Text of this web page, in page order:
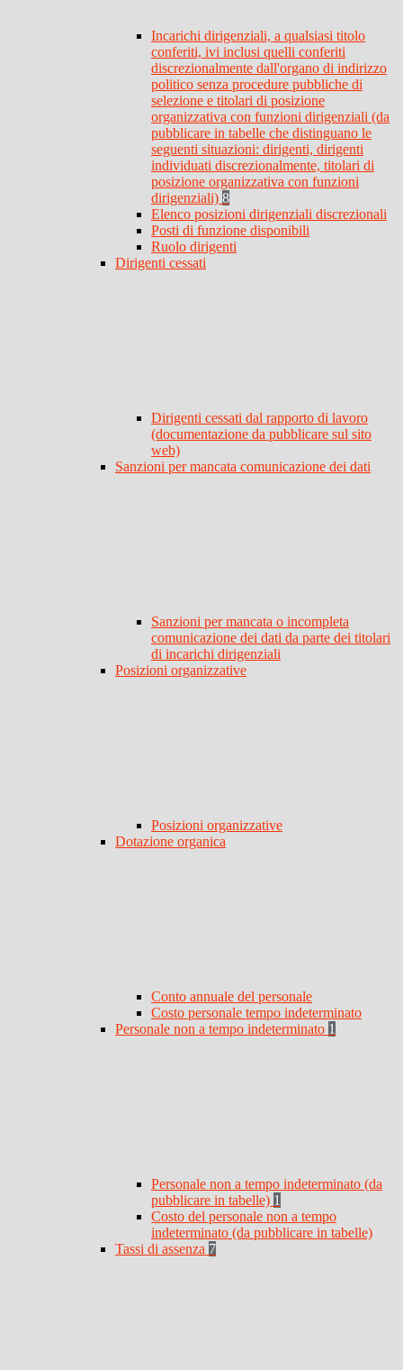
Incarichi dirigenziali, a qualsiasi titolo
conferiti, ivi inclusi quelli conferiti
discrezionalmente dall'organo di indirizzo
politico senza procedure pubbliche di
selezione e titolari di posizione
organizzativa con funzioni dirigenziali (da
pubblicare in tabelle che distinguano le
seguenti situazioni: dirigenti, dirigenti
individuati discrezionalmente, titolari di
posizione organizzativa con funzioni
dirigenziali) 8
Elenco posizioni dirigenziali discrezionali
Posti di funzione disponibili
Ruolo dirigenti
Dirigenti cessati
Dirigenti cessati dal rapporto di lavoro
(documentazione da pubblicare sul sito
web)
Sanzioni per mancata comunicazione dei dati
Sanzioni per mancata o incompleta
comunicazione dei dati da parte dei titolari
di incarichi dirigenziali
Posizioni organizzative
Posizioni organizzative
Dotazione organica
Conto annuale del personale
Costo personale tempo indeterminato
Personale non a tempo indeterminato 1
Personale non a tempo indeterminato (da
pubblicare in tabelle) 1
Costo del personale non a tempo
indeterminato (da pubblicare in tabelle)
Tassi di assenza 7